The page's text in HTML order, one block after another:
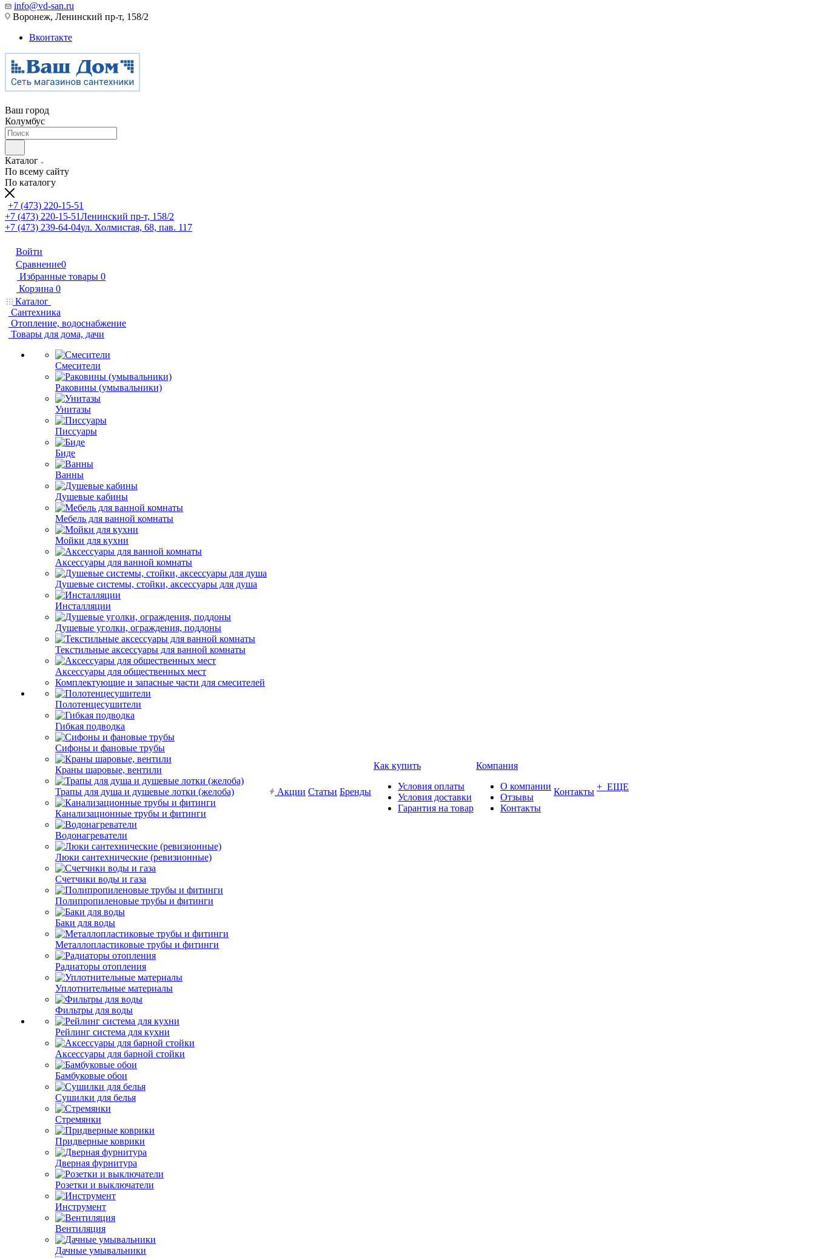
info@vd-san.ru
Воронеж, Ленинский пр-т, 158/2
Вконтакте
Ваш город
Колумбус
Каталог
По всему сайту
По каталогу
+7 (473) 220-15-51
+7 (473) 220-15-51Ленинский пр-т, 158/2
+7 (473) 239-64-04ул. Холмистая, 68, пав. 117
Войти
Сравнение0
Избранные товары 0
Корзина 0
Каталог
Сантехника
Отопление, водоснабжение
Товары для дома, дачи
Смесители
Раковины (умывальники)
Унитазы
Писсуары
Биде
Ванны
Душевые кабины
Мебель для ванной комнаты
Мойки для кухни
Аксессуары для ванной комнаты
Душевые системы, стойки, аксессуары для душа
Инсталляции
Душевые уголки, ограждения, поддоны
Текстильные аксессуары для ванной комнаты
Аксессуары для общественных мест
Комплектующие и запасные части для смесителей
Полотенцесушители
Гибкая подводка
Сифоны и фановые трубы
Краны шаровые, вентили
Трапы для душа и душевые лотки (желоба)
Канализационные трубы и фитинги
Водонагреватели
Люки сантехнические (ревизионные)
Счетчики воды и газа
Полипропиленовые трубы и фитинги
Баки для воды
Металлопластиковые трубы и фитинги
Радиаторы отопления
Уплотнительные материалы
Фильтры для воды
Рейлинг система для кухни
Аксессуары для барной стойки
Бамбуковые обои
Сушилки для белья
Стремянки
Придверные коврики
Дверная фурнитура
Розетки и выключатели
Инструмент
Вентиляция
Дачные умывальники
Акции Статьи Бренды
Как купить
Условия оплаты
Условия доставки
Гарантия на товар
Компания
О компании
Отзывы
Контакты
Контакты + ЕЩЕ